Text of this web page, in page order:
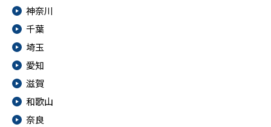
神奈川
千葉
埼玉
愛知
滋賀
和歌山
奈良
就労移行支援サービス
障害別専門支援の就労移行支援サービス
IT・Web制作スキルを身につける就労移行支援サービス